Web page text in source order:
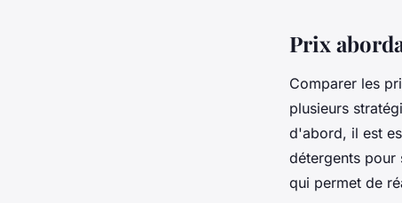
Prix
Comparer les
plusieurs
d'abord, il est
détergents pour
qui permet de